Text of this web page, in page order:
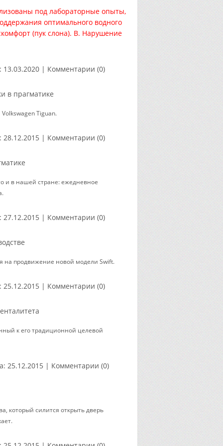
под лабораторные опыты,
оптимального водного
(пук слона). В. Нарушение
13.03.2020 | Комментарии (0)
в прагматике
Tiguan.
28.12.2015 | Комментарии (0)
и в нашей стране: ежедневное
27.12.2015 | Комментарии (0)
на продвижение новой модели Swift.
25.12.2015 | Комментарии (0)
к его традиционной целевой
25.12.2015 | Комментарии (0)
который силится открыть дверь